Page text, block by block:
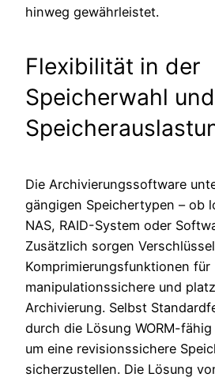
hinweg gewährleistet.
Flexibilität in der
Speicherwahl
Die Archivierungssoftware
gängigen Speichertypen – ob
NAS, RAID-System oder
Zusätzlich sorgen
Komprimierungsfunktionen für
manipulationssichere und
Archivierung. Selbst
durch die Lösung WORM-
um eine revisionssichere
sicherzustellen. Die Lösung